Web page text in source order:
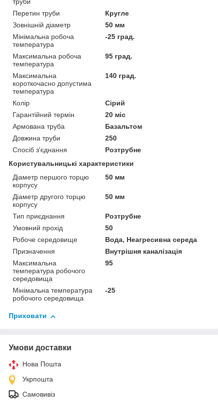
труби
Перетин труби
Кругле
Зовнішній діаметр
50 мм
Мінімальна робоча
температура
-25 град.
Максимальна робоча
температура
95 град.
Максимальна
короткочасно допустима
температура
140 град.
Колір
Сірий
Гарантійний термін
20 міс
Армована труба
Базальтом
Довжина труби
250
Спосіб з'єднання
Розтрубне
Користувальницькі характеристики
Діаметр першого торцю
корпусу
50 мм
Діаметр другого торцю
корпусу
50 мм
Тип приєднання
Розтрубне
Умовний прохід
50
Робоче середовище
Вода, Неагресивна середа
Призначення
Внутрішня каналізація
Максимальна
температура робочого
середовища
95
Мінімальна температура
робочого середовища
-25
Приховати
Умови доставки
Нова Пошта
Укрпошта
Самовивіз